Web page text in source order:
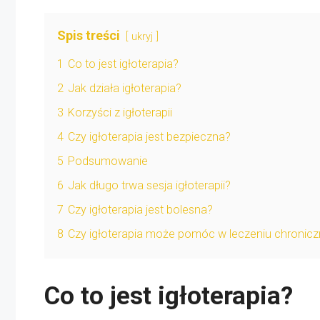
Spis treści ukryj
1 Co to jest igłoterapia?
2 Jak działa igłoterapia?
3 Korzyści z igłoterapii
4 Czy igłoterapia jest bezpieczna?
5 Podsumowanie
6 Jak długo trwa sesja igłoterapii?
7 Czy igłoterapia jest bolesna?
8 Czy igłoterapia może pomóc w leczeniu
Co to jest igłoterapia?